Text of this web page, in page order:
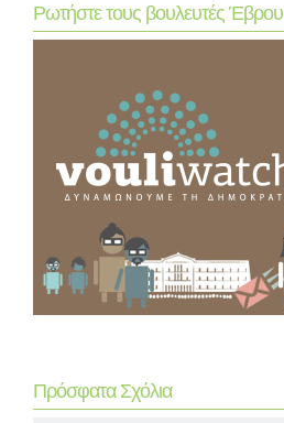
Ρωτήστε τους βουλευτές Έβρου
Πρόσφατα Σχόλια